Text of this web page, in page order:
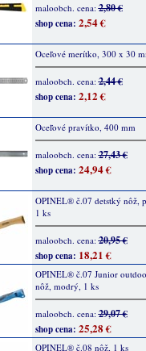
maloobch. cena:2,80 €
shop cena: 2,54 €
Oceľové merítko, 300 x 30
maloobch. cena:2,44 €
shop cena: 2,12 €
Oceľové pravítko, 400 mm
maloobch. cena:27,43 €
shop cena: 24,94 €
OPINEL® č.07 detstký nôž,
1 ks
maloobch. cena:20,95 €
shop cena: 18,21 €
OPINEL® č.07 Junior
nôž, modrý, 1 ks
maloobch. cena:29,07 €
shop cena: 25,28 €
OPINEL® č.08 nôž, 1 ks